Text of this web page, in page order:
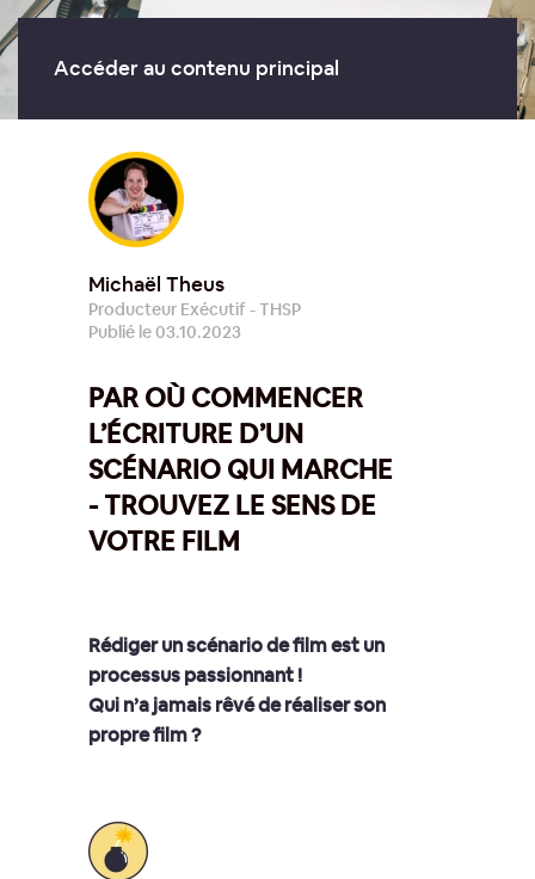
Accéder au contenu principal
Michaël Theus
Producteur Exécutif - THSP
Publié le 03.10.2023
PAR OÙ COMMENCER
L’ÉCRITURE D’UN
SCÉNARIO QUI MARCHE
- TROUVEZ LE SENS DE
VOTRE FILM
Rédiger un scénario de film est un
processus passionnant !
Qui n’a jamais rêvé de réaliser son
propre film ?